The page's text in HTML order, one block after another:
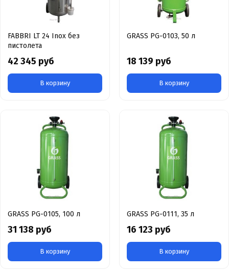
FABBRI LT 24 Inox без
пистолета
42 345 руб
В корзину
GRASS PG-0103, 50 л
18 139 руб
В корзину
GRASS PG-0105, 100 л
31 138 руб
В корзину
GRASS PG-0111, 35 л
16 123 руб
В корзину